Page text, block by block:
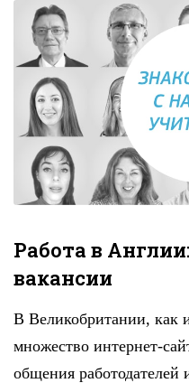
Работа в
вакансии
В Великобритании, как
множество интернет-
общения работодателей